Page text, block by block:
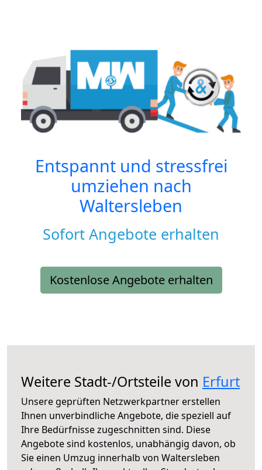
Entspannt und stressfrei
umziehen nach
Waltersleben
Sofort Angebote erhalten
Kostenlose Angebote erhalten
Weitere Stadt-/Ortsteile von Erfurt
Unsere geprüften Netzwerkpartner erstellen
Ihnen unverbindliche Angebote, die speziell auf
Ihre Bedürfnisse zugeschnitten sind. Diese
Angebote sind kostenlos, unabhängig davon, ob
Sie einen Umzug innerhalb von Waltersleben